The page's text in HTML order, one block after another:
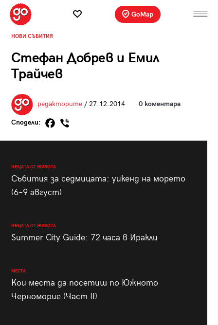
GoMap
НОВИ СЪБИТИЯ
Стефан Добрев и Емил
Трайчев
редакторите/ 27.12.2014 0 коментара
Сподели:
НЕЩАТА ОТ ЖИВОТА
Събития за седмицата: уикенд на морето
(6–9 август)
НЕЩАТА ОТ ЖИВОТА
Summer City Guide: 72 часа в Иракли
МЕСТА
Кои места да посетиш по Южното
Черноморие (Част II)